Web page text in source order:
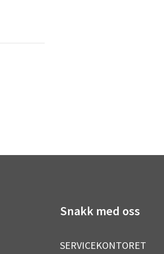
Snakk med oss
SERVICEKONTORET